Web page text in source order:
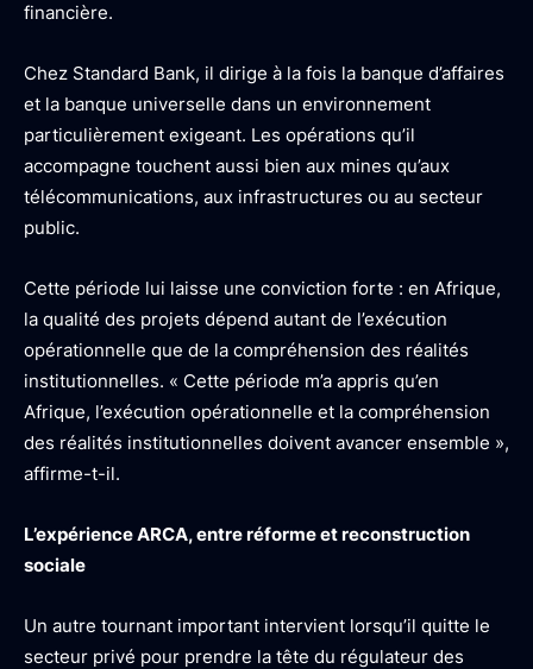
financière.
Chez Standard Bank, il dirige à la fois la banque d’affaires
et la banque universelle dans un environnement
particulièrement exigeant. Les opérations qu’il
accompagne touchent aussi bien aux mines qu’aux
télécommunications, aux infrastructures ou au secteur
public.
Cette période lui laisse une conviction forte : en Afrique,
la qualité des projets dépend autant de l’exécution
opérationnelle que de la compréhension des réalités
institutionnelles. « Cette période m’a appris qu’en
Afrique, l’exécution opérationnelle et la compréhension
des réalités institutionnelles doivent avancer ensemble »,
affirme-t-il.
L’expérience ARCA, entre réforme et reconstruction
sociale
Un autre tournant important intervient lorsqu’il quitte le
secteur privé pour prendre la tête du régulateur des